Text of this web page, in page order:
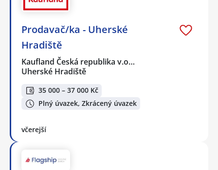
Prodavač/ka - Uherské
Hradiště
Kaufland Česká republika v.o…
Uherské Hradiště
35 000 – 37 000 Kč
Plný úvazek, Zkrácený úvazek
včerejší